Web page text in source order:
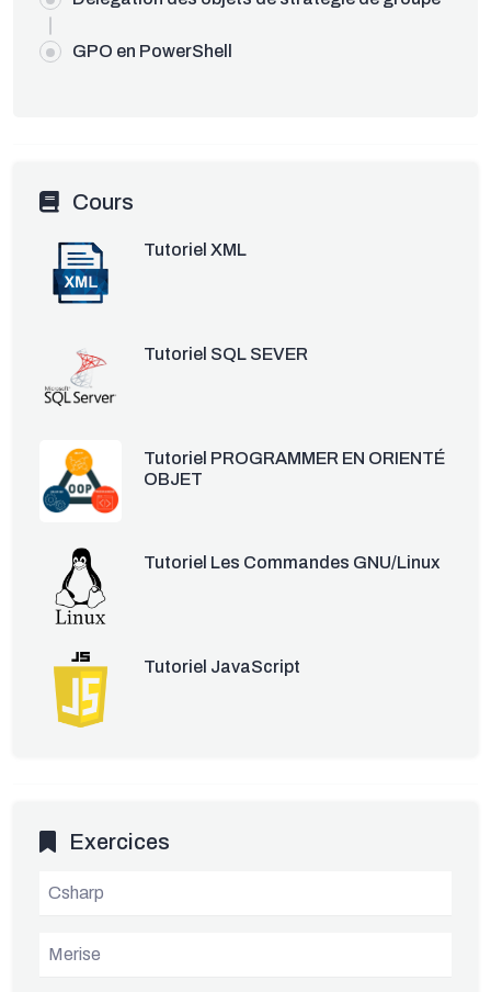
GPO en PowerShell
Cours
Tutoriel XML
Tutoriel SQL SEVER
Tutoriel PROGRAMMER EN ORIENTÉ
OBJET
Tutoriel Les Commandes GNU/Linux
Tutoriel JavaScript
Exercices
Csharp
Merise